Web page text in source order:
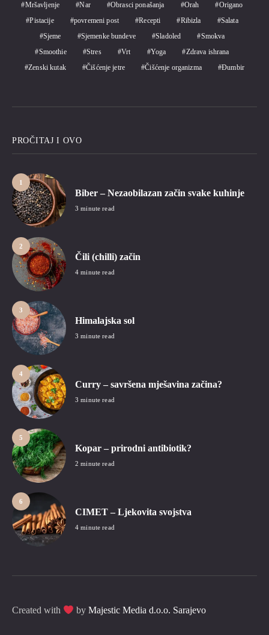
Mršavljenje
Nar Obrasci ponašanja Orah
Origano
Pistacije
povremeni post Recepti Ribizla
Salata
Sjeme
Sjemenke bundeve Sladoled
Smokva
Smoothie
Stres Vrt Yoga
Zdrava ishrana
Zenski kutak
Čišćenje jetre Čišćenje organizma Đumbir
PROČITAJ I OVO
1
Biber – Nezaobilazan začin svake kuhinje
3 minute read
2
Čili (chilli) začin
4 minute read
3
Himalajska sol
3 minute read
4
Curry – savršena mješavina začina?
3 minute read
5
Kopar – prirodni antibiotik?
2 minute read
6
CIMET – Ljekovita svojstva
4 minute read
Created with byMajestic Media d.o.o. Sarajevo